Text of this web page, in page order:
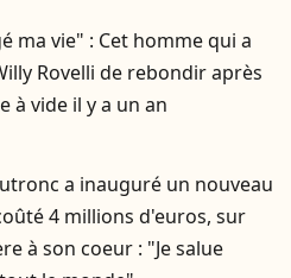
ma vie" : Cet homme qui a
Rovelli de rebondir après
à vide il y a un an
a inauguré un nouveau
4 millions d'euros, sur
à son coeur : "Je salue